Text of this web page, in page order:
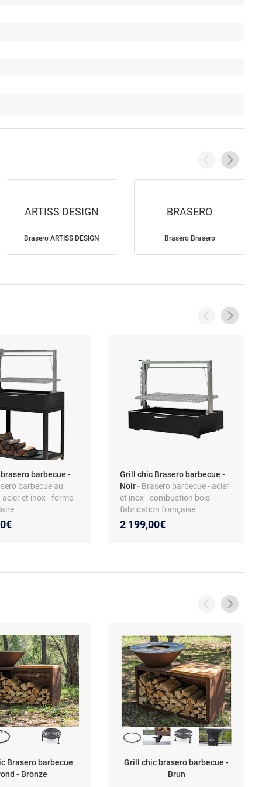
ARTISS DESIGN
Brasero ARTISS DESIGN
BRASERO
Brasero Brasero
barbecue -
barbecue au
acier et inox - forme
Grill chic Brasero barbecue -
Noir- Brasero barbecue - acier
et inox - combustion bois -
fabrication française
2 199,00€
Brasero barbecue
- Bronze
Grill chic brasero barbecue -
Brun